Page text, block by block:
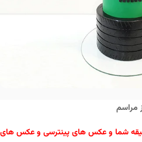
مراسم
شما و عکس های پینترسی و عکس های